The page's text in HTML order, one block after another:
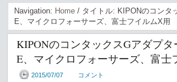
Navigation: Home / タイトル: KIPONのコンタ
E、マイクロフォーサーズ、富士フイルムX用
KIPONのコンタックスGアダプ
E、マイクロフォーサーズ、富士
2015/07/07 コメント